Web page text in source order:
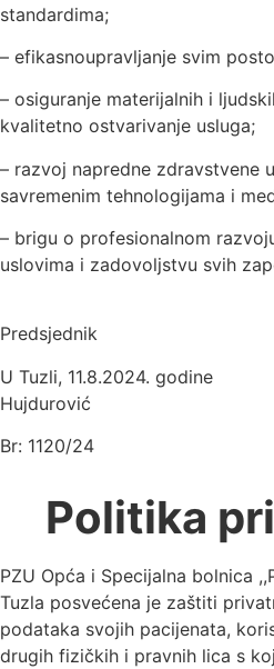
standardima;
– efikasnoupravljanje svim
– osiguranje materijalnih i
kvalitetno ostvarivanje usluga;
– razvoj napredne zdravstvene
savremenim tehnologijama i
– brigu o profesionalnom
uslovima i zadovoljstvu svih
Predsjednik
U Tuzli, 11.8.2024.
Hujdurović
Br: 1120/24
Politika
PZU Opća i Specijalna bolnica
Tuzla posvećena je zaštiti
podataka svojih pacijenata,
drugih fizičkih i pravnih lica s